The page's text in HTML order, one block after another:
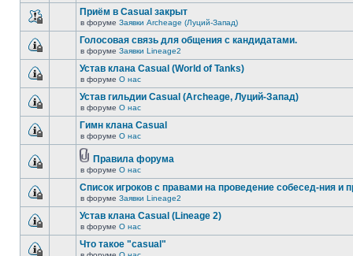
Приём в Casual закрыт
в форуме Заявки Archeage (Луций-Запад)
Голосовая связь для общения с кандидатами.
в форуме Заявки Lineage2
Устав клана Casual (World of Tanks)
в форуме О нас
Устав гильдии Casual (Archeage, Луций-Запад)
в форуме О нас
Гимн клана Casual
в форуме О нас
Правила форума
в форуме О нас
Список игроков с правами на проведение собесед-ния и
в форуме Заявки Lineage2
Устав клана Casual (Lineage 2)
в форуме О нас
Что такое "casual"